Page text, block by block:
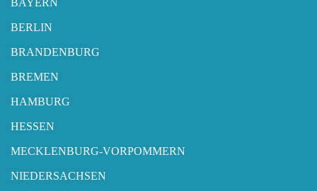
BAYERN
BERLIN
BRANDENBURG
BREMEN
HAMBURG
HESSEN
MECKLENBURG-VORPOMMERN
NIEDERSACHSEN